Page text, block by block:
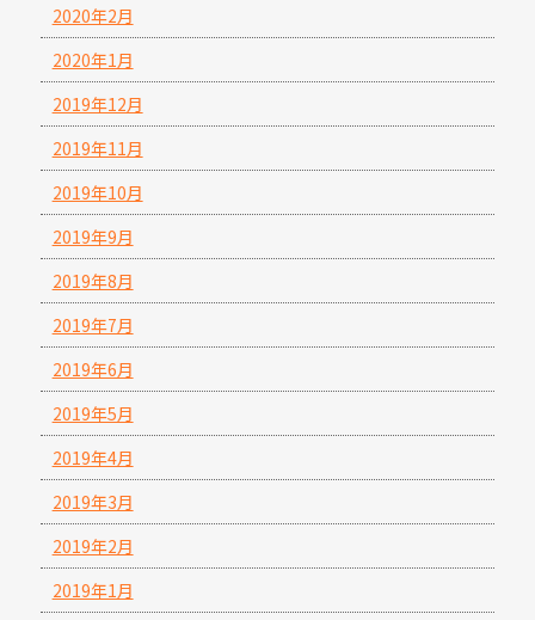
2020年2月
2020年1月
2019年12月
2019年11月
2019年10月
2019年9月
2019年8月
2019年7月
2019年6月
2019年5月
2019年4月
2019年3月
2019年2月
2019年1月